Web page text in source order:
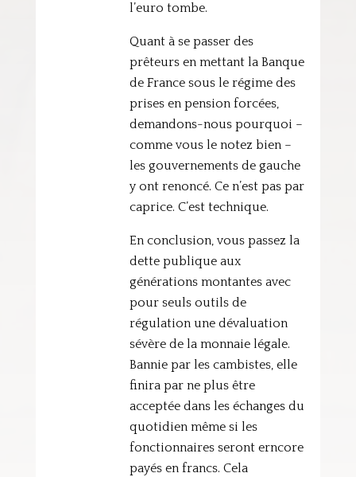
l’euro tombe.
Quant à se passer des
prêteurs en mettant la Banque
de France sous le régime des
prises en pension forcées,
demandons-nous pourquoi –
comme vous le notez bien –
les gouvernements de gauche
y ont renoncé. Ce n’est pas par
caprice. C’est technique.
En conclusion, vous passez la
dette publique aux
générations montantes avec
pour seuls outils de
régulation une dévaluation
sévère de la monnaie légale.
Bannie par les cambistes, elle
finira par ne plus être
acceptée dans les échanges du
quotidien même si les
fonctionnaires seront erncore
payés en francs. Cela